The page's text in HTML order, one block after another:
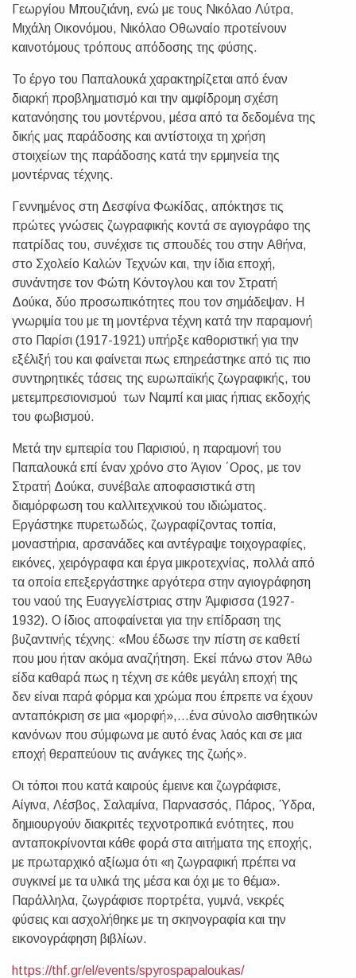
Γεωργίου Μπουζιάνη, ενώ με τους Νικόλαο Λύτρα,
Μιχάλη Οικονόμου, Νικόλαο Οθωναίο προτείνουν
καινοτόμους τρόπους απόδοσης της φύσης.
Το έργο του Παπαλουκά χαρακτηρίζεται από έναν
διαρκή προβληματισμό και την αμφίδρομη σχέση
κατανόησης του μοντέρνου, μέσα από τα δεδομένα της
δικής μας παράδοσης και αντίστοιχα τη χρήση
στοιχείων της παράδοσης κατά την ερμηνεία της
μοντέρνας τέχνης.
Γεννημένος στη Δεσφίνα Φωκίδας, απόκτησε τις
πρώτες γνώσεις ζωγραφικής κοντά σε αγιογράφο της
πατρίδας του, συνέχισε τις σπουδές του στην Αθήνα,
στο Σχολείο Καλών Τεχνών και, την ίδια εποχή,
συνάντησε τον Φώτη Κόντογλου και τον Στρατή
Δούκα, δύο προσωπικότητες που τον σημάδεψαν. Η
γνωριμία του με τη μοντέρνα τέχνη κατά την παραμονή
στο Παρίσι (1917-1921) υπήρξε καθοριστική για την
εξέλιξή του και φαίνεται πως επηρεάστηκε από τις πιο
συντηρητικές τάσεις της ευρωπαϊκής ζωγραφικής, του
μετεμπρεσιονισμού των Ναμπί και μιας ήπιας εκδοχής
του φωβισμού.
Μετά την εμπειρία του Παρισιού, η παραμονή του
Παπαλουκά επί έναν χρόνο στο Άγιον ΄Ορος, με τον
Στρατή Δούκα, συνέβαλε αποφασιστικά στη
διαμόρφωση του καλλιτεχνικού του ιδιώματος.
Εργάστηκε πυρετωδώς, ζωγραφίζοντας τοπία,
μοναστήρια, αρσανάδες και αντέγραψε τοιχογραφίες,
εικόνες, χειρόγραφα και έργα μικροτεχνίας, πολλά από
τα οποία επεξεργάστηκε αργότερα στην αγιογράφηση
του ναού της Ευαγγελίστριας στην Άμφισσα (1927-
1932). Ο ίδιος αποφαίνεται για την επίδραση της
βυζαντινής τέχνης: «Μου έδωσε την πίστη σε καθετί
που μου ήταν ακόμα αναζήτηση. Εκεί πάνω στον Άθω
είδα καθαρά πως η τέχνη σε κάθε μεγάλη εποχή της
δεν είναι παρά φόρμα και χρώμα που έπρεπε να έχουν
ανταπόκριση σε μια «μορφή»,…ένα σύνολο αισθητικών
κανόνων που σύμφωνα με αυτό ένας λαός και σε μια
εποχή θεραπεύουν τις ανάγκες της ζωής».
Οι τόποι που κατά καιρούς έμεινε και ζωγράφισε,
Αίγινα, Λέσβος, Σαλαμίνα, Παρνασσός, Πάρος, Ύδρα,
δημιουργούν διακριτές τεχνοτροπικά ενότητες, που
ανταποκρίνονται κάθε φορά στα αιτήματα της εποχής,
με πρωταρχικό αξίωμα ότι «η ζωγραφική πρέπει να
συγκινεί με τα υλικά της μέσα και όχι με το θέμα».
Παράλληλα, ζωγράφισε πορτρέτα, γυμνά, νεκρές
φύσεις και ασχολήθηκε με τη σκηνογραφία και την
εικονογράφηση βιβλίων.
https://thf.gr/el/events/spyrospapaloukas/